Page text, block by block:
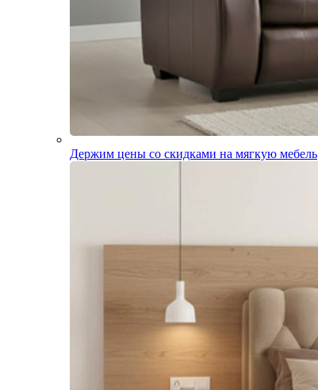
Держим цены со скидками на мягкую мебель